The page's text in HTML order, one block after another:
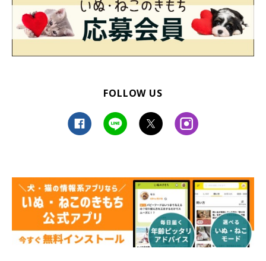
FOLLOW US